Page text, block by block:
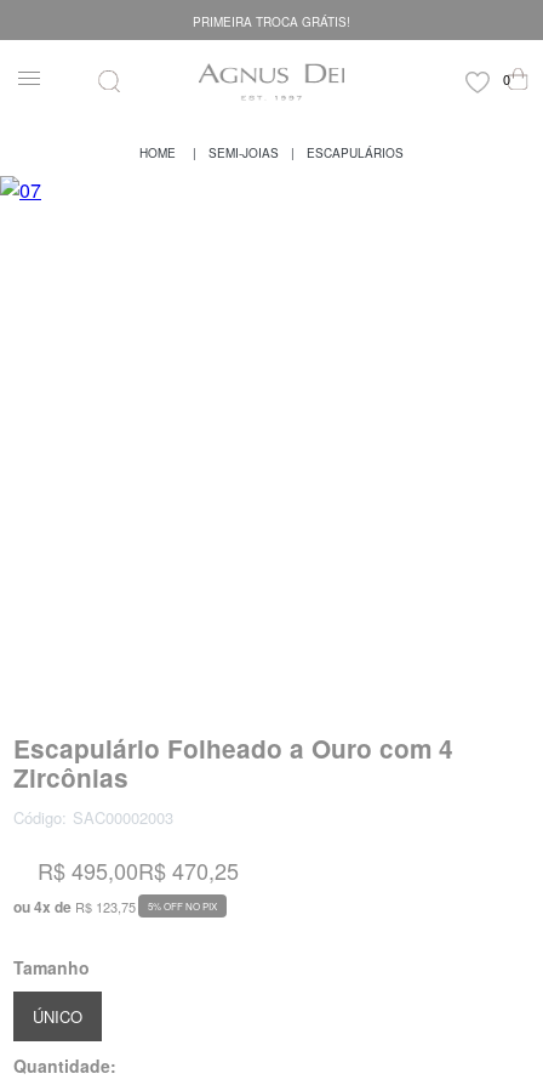
PRIMEIRA TROCA GRÁTIS!
SEMI-JOIAS ESCAPULÁRIOS
Escapulário Folheado a Ouro com 4
Zircônias
Código: SAC00002003
R$ 495,00
ou4x de R$ 123,75
R$ 470,25
5% OFF NO PIX
Tamanho
ÚNICO
Quantidade: